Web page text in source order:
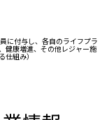
に付与し、各自のライフプラ
健康増進、その他レジャー施
組み）